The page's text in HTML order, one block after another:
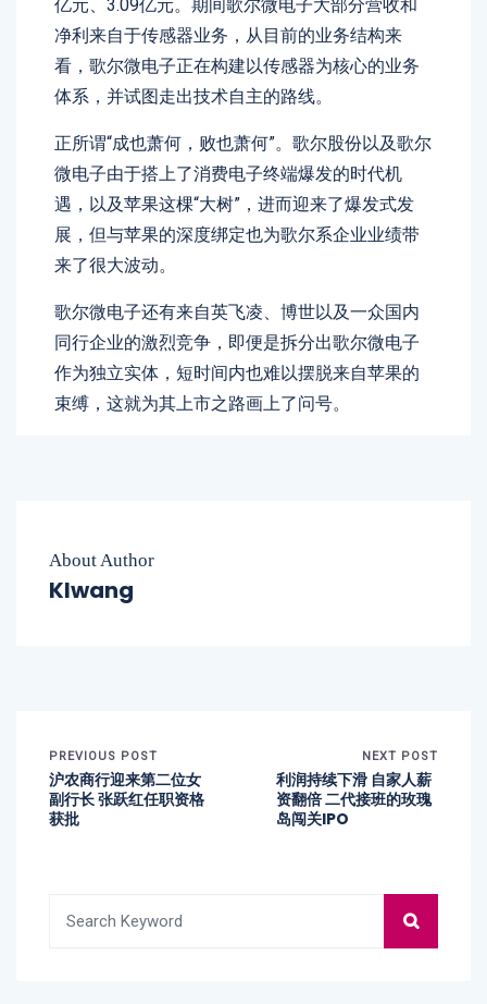
亿元、3.09亿元。期间歌尔微电子大部分营收和
净利来自于传感器业务，从目前的业务结构来
看，歌尔微电子正在构建以传感器为核心的业务
体系，并试图走出技术自主的路线。
正所谓“成也萧何，败也萧何”。歌尔股份以及歌尔
微电子由于搭上了消费电子终端爆发的时代机
遇，以及苹果这棵“大树”，进而迎来了爆发式发
展，但与苹果的深度绑定也为歌尔系企业业绩带
来了很大波动。
歌尔微电子还有来自英飞凌、博世以及一众国内
同行企业的激烈竞争，即便是拆分出歌尔微电子
作为独立实体，短时间内也难以摆脱来自苹果的
束缚，这就为其上市之路画上了问号。
About Author
Klwang
PREVIOUS POST
沪农商行迎来第二位女
副行长 张跃红任职资格
获批
NEXT POST
利润持续下滑 自家人薪
资翻倍 二代接班的玫瑰
岛闯关IPO